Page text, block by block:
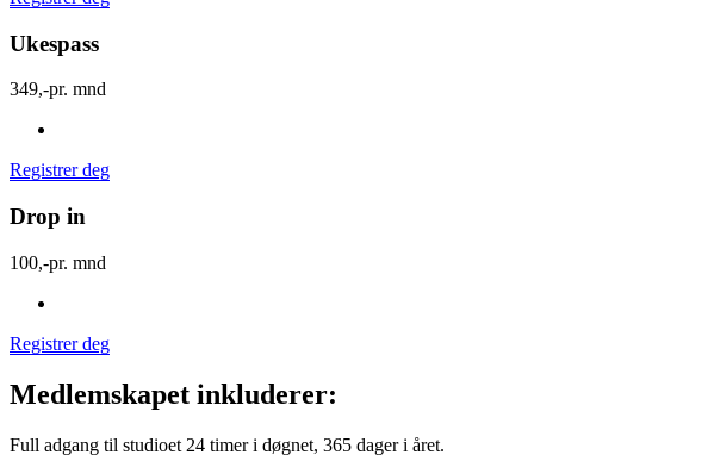
Ukespass
349,-pr. mnd
Registrer deg
Drop in
100,-pr. mnd
Registrer deg
Medlemskapet inkluderer:
Full adgang til studioet 24 timer i døgnet, 365 dager i året.